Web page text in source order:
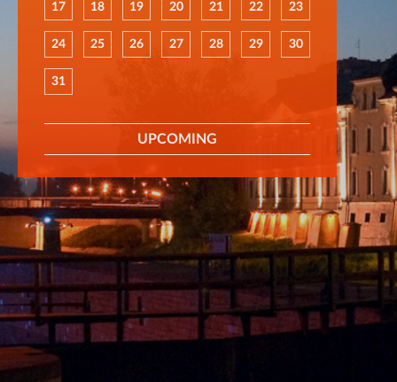
17 18 19 20 21 22 23
24 25 26 27 28 29 30
31
UPCOMING